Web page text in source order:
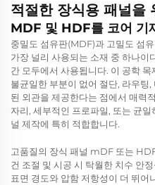
적절한 장식용 패널을
MDF 및 HDF를 코어 기
중밀도 섬유판(MDF)과 고밀도 섬
가장 널리 사용되는 소재 중 하나이
간 모두에서 사용됩니다. 이 공학
불균일한 부분이 없어 절단, 라우팅
된 외관을 제공한다는 점에서 매력
자리, 세부적인 프로파일, 또는 균
널 제작에 특히 적합합니다.
고품질의 장식 패널 mDF 또는
건 조절 및 시공 시 탁월한 치수 안
표면 경도와 압함 저항성이 더 뛰어